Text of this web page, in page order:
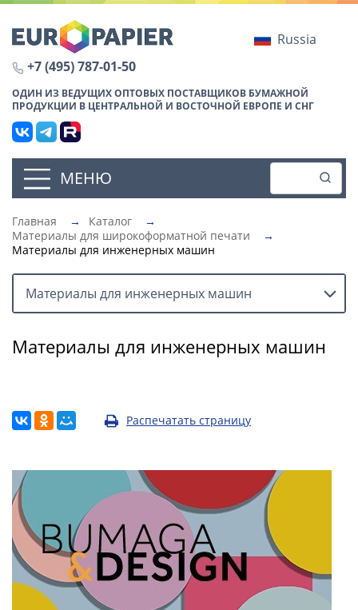
Russia
+7 (495) 787-01-50
ОДИН ИЗ ВЕДУЩИХ ОПТОВЫХ ПОСТАВЩИКОВ БУМАЖНОЙ
ПРОДУКЦИИ В ЦЕНТРАЛЬНОЙ И ВОСТОЧНОЙ ЕВРОПЕ И СНГ
МЕНЮ
Главная → Каталог
→
Материалы для широкоформатной печати
→
Материалы для инженерных машин
Материалы для инженерных машин
Материалы для инженерных машин
Распечатать страницу